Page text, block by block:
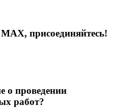
присоединяйтесь!
о проведении
работ?